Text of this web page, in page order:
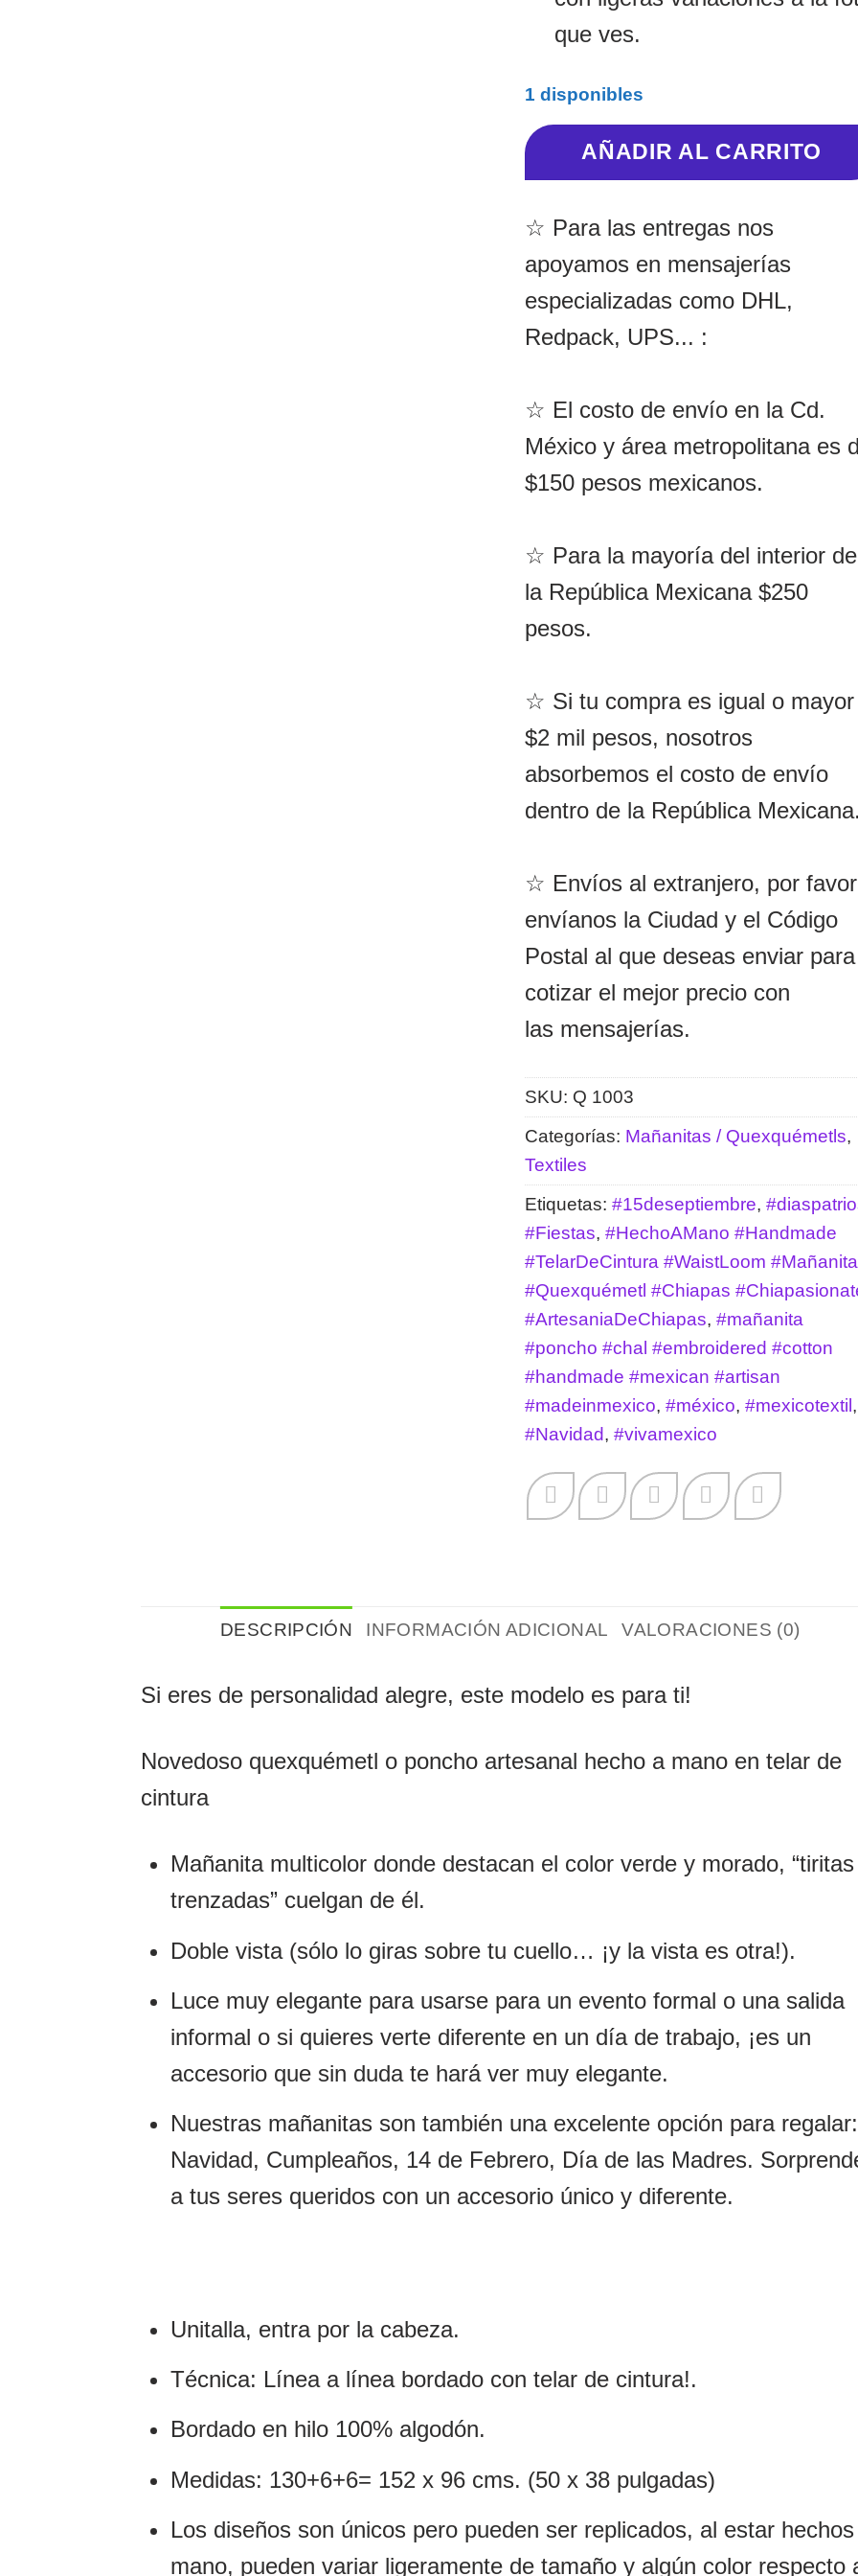
que ves.
1 disponibles
AÑADIR AL CARRITO
☆ Para las entregas nos
apoyamos en mensajerías
especializadas como DHL,
Redpack, UPS... :
☆ El costo de envío en la Cd.
México y área metropolitana es
$150 pesos mexicanos.
☆ Para la mayoría del interior de
la República Mexicana $250
pesos.
☆ Si tu compra es igual o
$2 mil pesos, nosotros
absorbemos el costo de envío
dentro de la República
☆ Envíos al extranjero, por favor
envíanos la Ciudad y el Código
Postal al que deseas enviar para
cotizar el mejor precio con
las mensajerías.
SKU: Q 1003
Categorías: Mañanitas / Quexquémetls,
Textiles
Etiquetas: #15deseptiembre,
#Fiestas, #HechoAMano #Handmade
#TelarDeCintura #WaistLoom #Mañanita
#Quexquémetl #Chiapas
#ArtesaniaDeChiapas, #mañanita
#poncho #chal #embroidered #cotton
#handmade #mexican #artisan
#madeinmexico, #méxico, #mexicotextil ,
#Navidad, #vivamexico
DESCRIPCIÓN INFORMACIÓN ADICIONAL VALORACIONES (0)
Si eres de personalidad alegre, este modelo es para ti!
Novedoso quexquémetl o poncho artesanal hecho a mano en telar de
cintura
Mañanita multicolor donde destacan el color verde y morado, “tiritas
trenzadas” cuelgan de él.
Doble vista (sólo lo giras sobre tu cuello… ¡y la vista es otra!).
Luce muy elegante para usarse para un evento formal o una salida
informal o si quieres verte diferente en un día de trabajo, ¡es un
accesorio que sin duda te hará ver muy elegante.
Nuestras mañanitas son también una excelente opción para regalar:
Navidad, Cumpleaños, 14 de Febrero, Día de las Madres.
a tus seres queridos con un accesorio único y diferente.
Unitalla, entra por la cabeza.
Técnica: Línea a línea bordado con telar de cintura!.
Bordado en hilo 100% algodón.
Medidas: 130+6+6= 152 x 96 cms. (50 x 38 pulgadas)
Los diseños son únicos pero pueden ser replicados, al estar
mano, pueden variar ligeramente de tamaño y algún color respecto